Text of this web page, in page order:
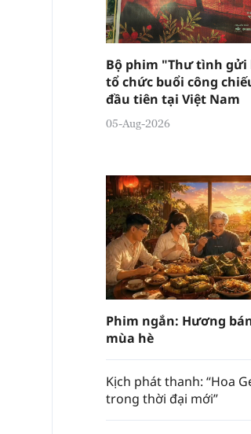
Bộ phim "Thư tình gửi
tổ chức buổi công
đầu tiên tại Việt Nam
05-Aug-2026
Phim ngắn: Hương
mùa hè
Kịch phát thanh: “Hoa
trong thời đại mới”